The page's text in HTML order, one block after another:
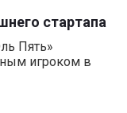
стартапа
Пять»
игроком в